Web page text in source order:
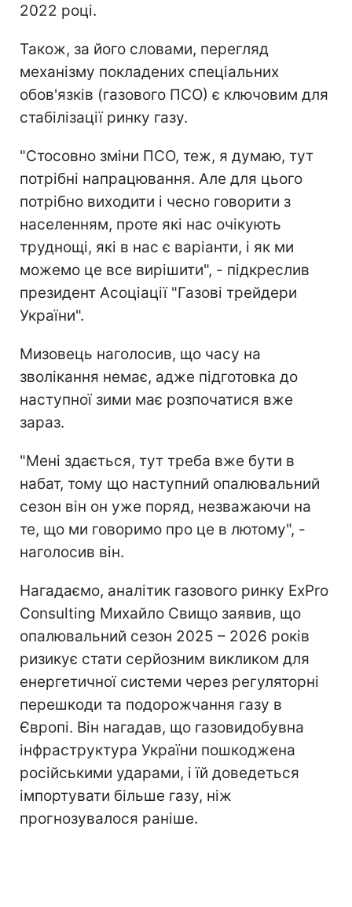
2022 році.
Також, за його словами, перегляд
механізму покладених спеціальних
обов'язків (газового ПСО) є ключовим для
стабілізації ринку газу.
"Стосовно зміни ПСО, теж, я думаю, тут
потрібні напрацювання. Але для цього
потрібно виходити і чесно говорити з
населенням, проте які нас очікують
труднощі, які в нас є варіанти, і як ми
можемо це все вирішити", - підкреслив
президент Асоціації "Газові трейдери
України".
Мизовець наголосив, що часу на
зволікання немає, адже підготовка до
наступної зими має розпочатися вже
зараз.
"Мені здається, тут треба вже бути в
набат, тому що наступний опалювальний
сезон він он уже поряд, незважаючи на
те, що ми говоримо про це в лютому", -
наголосив він.
Нагадаємо, аналітик газового ринку ExPro
Consulting Михайло Свищо заявив, що
опалювальний сезон 2025 – 2026 років
ризикує стати серйозним викликом для
енергетичної системи через регуляторні
перешкоди та подорожчання газу в
Європі. Він нагадав, що газовидобувна
інфраструктура України пошкоджена
російськими ударами, і їй доведеться
імпортувати більше газу, ніж
прогнозувалося раніше.